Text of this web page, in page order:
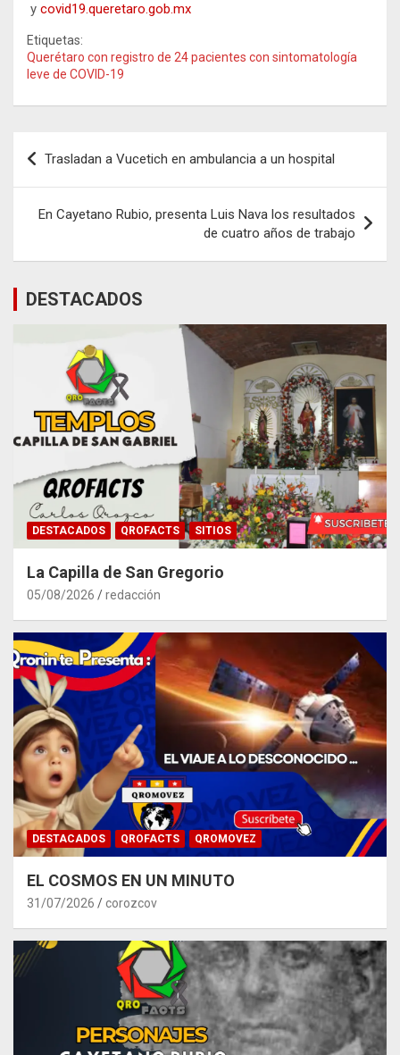
y covid19.queretaro.gob.mx
Etiquetas:
Querétaro con registro de 24 pacientes con sintomatología
leve de COVID-19
Navegación
de
entradas
Trasladan a Vucetich en ambulancia a un hospital
En Cayetano Rubio, presenta Luis Nava los resultados
de cuatro años de trabajo
DESTACADOS
DESTACADOS QROFACTS SITIOS
La Capilla de San Gregorio
05/08/2026 redacción
DESTACADOS QROFACTS QROMOVEZ
EL COSMOS EN UN MINUTO
31/07/2026 corozcov